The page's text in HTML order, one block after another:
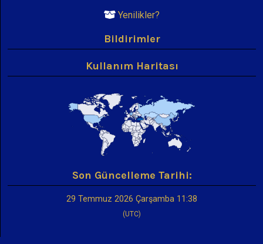
Yenilikler?
Bildirimler
Kullanım Haritası
Son Güncelleme Tarihi:
29 Temmuz 2026 Çarşamba 11:38
(UTC)